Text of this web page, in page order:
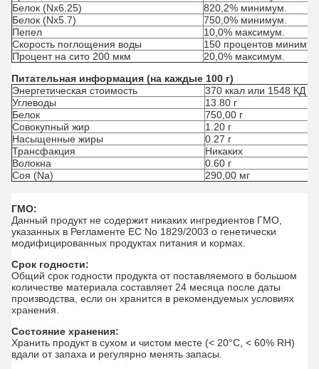
Белок (Nx6.25)
820,2% минимум.
Белок (Nx5.7)
750,0% минимум.
Пепел
10,0% максимум.
Скорость поглощения воды
150 процентов
Процент на сито 200 мкм
20,0% максимум.
Питательная информация (на каждые 100 г)
Энергетическая стоимость
370 ккал или 1548 КД
Углеводы
13.80 г
Белок
750,00 г
Совокупный жир
1.20 г
Насыщенные жиры
0.27 г
Трансфакция
Никаких
Волокна
0.60 г
Соя (Na)
290,00 мг
ГМО:
Данный продукт не содержит никаких ингредиентов ГМО,
указанных в Регламенте ЕС No 1829/2003 о генетически
модифицированных продуктах питания и кормах.
Срок годности:
Общий срок годности продукта от поставляемого в большом
количестве материала составляет 24 месяца после даты
производства, если он хранится в рекомендуемых условиях
хранения.
Состояние хранения:
Хранить продукт в сухом и чистом месте (< 20°C, < 60% RH)
вдали от запаха и регулярно менять запасы.